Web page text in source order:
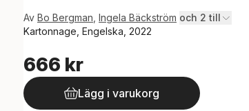
Av Bo Bergman Ingela Bäckström och 2 till
Kartonnage, Engelska, 2022
666 kr
Lägg i varukorg